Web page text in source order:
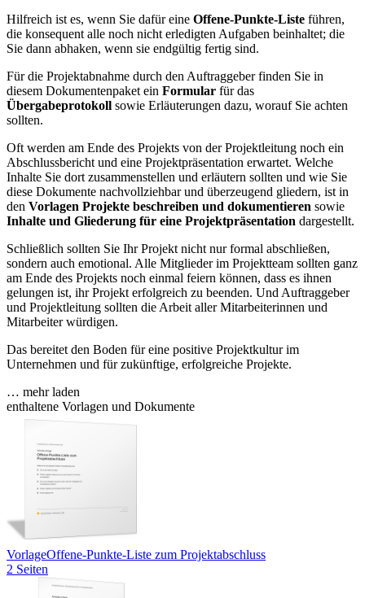
Hilfreich ist es, wenn Sie dafür eine Offene-Punkte-Liste führen,
die konsequent alle noch nicht erledigten Aufgaben beinhaltet; die
Sie dann abhaken, wenn sie endgültig fertig sind.
Für die Projektabnahme durch den Auftraggeber finden Sie in
diesem Dokumentenpaket ein Formular für das
Übergabeprotokoll sowie Erläuterungen dazu, worauf Sie achten
sollten.
Oft werden am Ende des Projekts von der Projektleitung noch ein
Abschlussbericht und eine Projektpräsentation erwartet. Welche
Inhalte Sie dort zusammenstellen und erläutern sollten und wie Sie
diese Dokumente nachvollziehbar und überzeugend gliedern, ist in
den Vorlagen Projekte beschreiben und dokumentieren sowie
Inhalte und Gliederung für eine Projektpräsentation dargestellt.
Schließlich sollten Sie Ihr Projekt nicht nur formal abschließen,
sondern auch emotional. Alle Mitglieder im Projektteam sollten ganz
am Ende des Projekts noch einmal feiern können, dass es ihnen
gelungen ist, ihr Projekt erfolgreich zu beenden. Und Auftraggeber
und Projektleitung sollten die Arbeit aller Mitarbeiterinnen und
Mitarbeiter würdigen.
Das bereitet den Boden für eine positive Projektkultur im
Unternehmen und für zukünftige, erfolgreiche Projekte.
… mehr laden
enthaltene Vorlagen und Dokumente
VorlageOffene-Punkte-Liste zum Projektabschluss
2 Seiten